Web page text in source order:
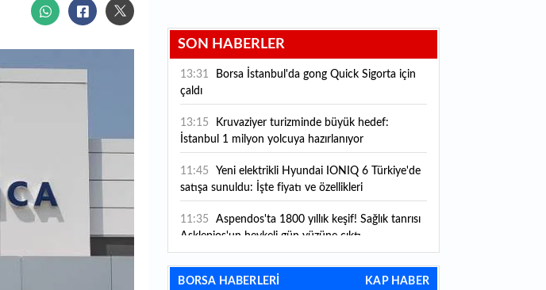
SON HABERLER
13:31
çaldı
13:15
İstanbul 1 milyon yolcuya hazırlanıyor
11:45
satışa sunuldu: İşte fiyatı ve özellikleri
11:35
Aspendos'ta 1800 yıllık keşif! Sağlık tanrısı
Asklepios'un heykeli gün yüzüne çıktı
11:03 2026-ÖZYES giriş belgeleri erişime açıldı
BORSA HABERLERİ KAP HABER